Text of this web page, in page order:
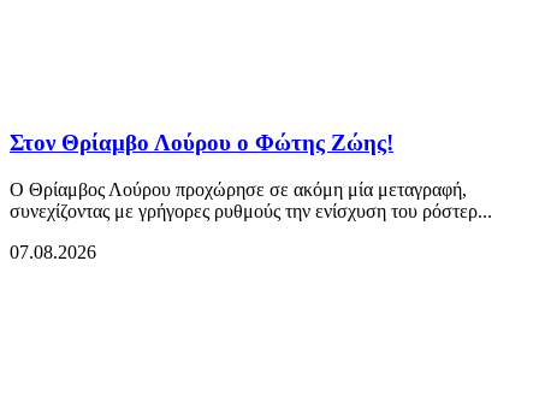
Στον Θρίαμβο Λούρου ο Φώτης Ζώης!
Ο Θρίαμβος Λούρου προχώρησε σε ακόμη μία μεταγραφή,
συνεχίζοντας με γρήγορες ρυθμούς την ενίσχυση του ρόστερ...
07.08.2026